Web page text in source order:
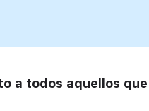
a todos aquellos